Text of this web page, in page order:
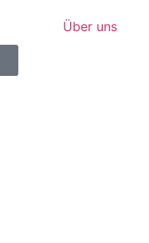
Über uns